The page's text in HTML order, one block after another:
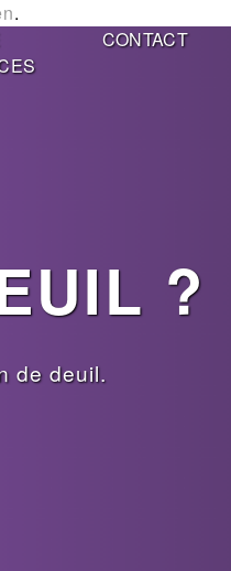
.
CONTACT
?
de deuil.